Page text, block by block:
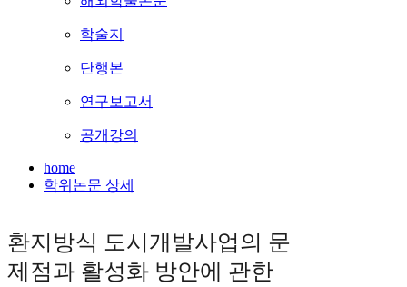
학술지
단행본
연구보고서
공개강의
home
학위논문 상세
환지방식 도시개발사업의 문
제점과 활성화 방안에 관한